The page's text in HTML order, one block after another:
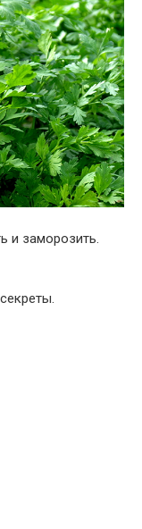
и заморозить.